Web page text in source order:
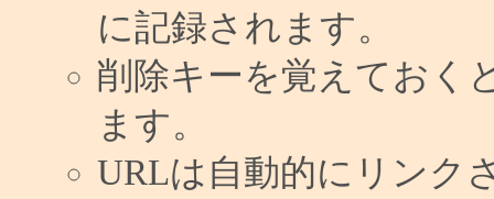
に記録されます。
削除キーを覚えておく
ます。
URLは自動的にリンク